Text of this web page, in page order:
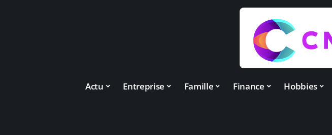
Actu Entreprise Famille Finance Hobbies